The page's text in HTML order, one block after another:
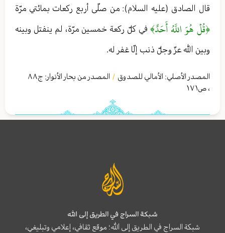
قال الصادق (عليه السلام): من صلّى أربع ركعات بمائتي مرّة
﴿قُلۡ هُوَ اللَّهُ أَحَدٌ﴾ في كلّ ركعة خمسين مرّة، لم ينفتل وبينه
وبين الله عزّ وجلّ ذنب إلّا غفر له.
المصدر الأصلي: الأمالي للصدوق / المصدر من بحار الأنوار: ج٨٨
، ص١٧١
شبكة السراج في الطريق إلى الله
شبكة السراج في الطريق إلى الله؛ موقع ثقافي، إعلامي وتبليغي،